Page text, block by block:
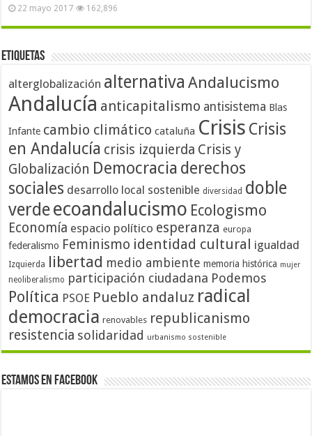
22 mayo 2017 162,896
Etiquetas
alterglobalización alternativa Andalucismo
Andalucía anticapitalismo antisistema Blas
Infante cambio climático cataluña Crisis Crisis
en Andalucía crisis izquierda Crisis y
Globalización Democracia derechos
sociales desarrollo local sostenible diversidad doble
verdeecoandalucismo Ecologismo
Economía espacio político esperanza europa
federalismo Feminismo identidad cultural igualdad
Izquierda libertad medio ambiente memoria histórica mujer
neoliberalismo participación ciudadana Podemos
Política PSOE Pueblo andaluz radical
democracia renovables republicanismo
resistencia solidaridad urbanismo sostenible
Estamos en Facebook